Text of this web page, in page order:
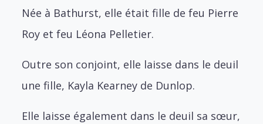
Née à Bathurst, elle était fille de feu Pierre
Roy et feu Léona Pelletier.
Outre son conjoint, elle laisse dans le deuil
une fille, Kayla Kearney de Dunlop.
Elle laisse également dans le deuil sa sœur,